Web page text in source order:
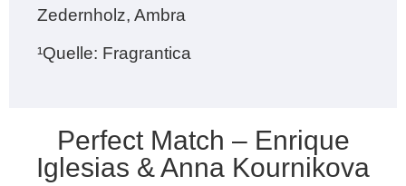
Zedernholz, Ambra
¹Quelle: Fragrantica
Perfect Match – Enrique
Iglesias & Anna Kournikova